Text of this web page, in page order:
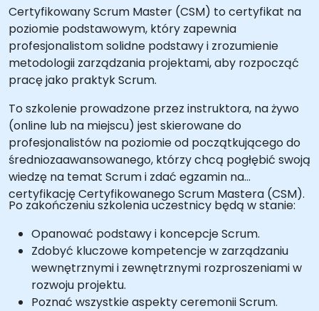
Certyfikowany Scrum Master (CSM) to certyfikat na
poziomie podstawowym, który zapewnia
profesjonalistom solidne podstawy i zrozumienie
metodologii zarządzania projektami, aby rozpocząć
pracę jako praktyk Scrum.
To szkolenie prowadzone przez instruktora, na żywo
(online lub na miejscu) jest skierowane do
profesjonalistów na poziomie od początkującego do
średniozaawansowanego, którzy chcą pogłębić swoją
wiedzę na temat Scrum i zdać egzamin na
certyfikację Certyfikowanego Scrum Mastera (CSM).
Po zakończeniu szkolenia uczestnicy będą w stanie:
Opanować podstawy i koncepcje Scrum.
Zdobyć kluczowe kompetencje w zarządzaniu
wewnętrznymi i zewnętrznymi rozproszeniami w
rozwoju projektu.
Poznać wszystkie aspekty ceremonii Scrum.